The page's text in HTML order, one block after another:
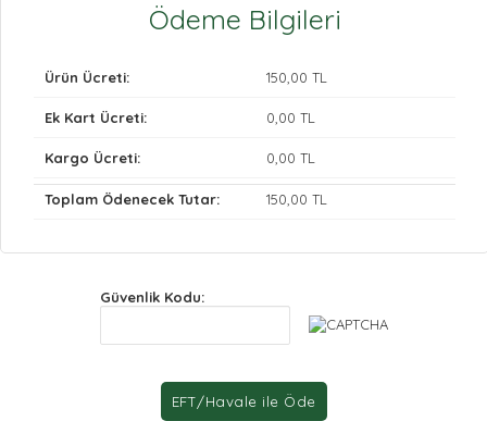
Ödeme Bilgileri
Ürün Ücreti: 150 ,00 TL
Ek Kart Ücreti: 0 ,00 TL
Kargo Ücreti: 0 ,00 TL
Toplam Ödenecek Tutar: 150 ,00 TL
Güvenlik Kodu: